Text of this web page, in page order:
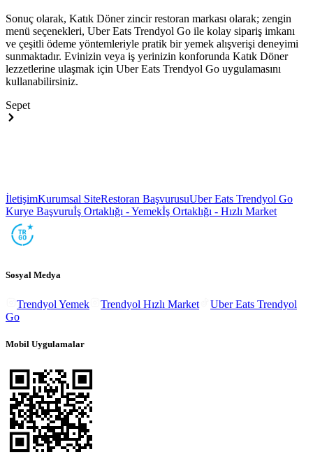
Sonuç olarak, Katık Döner zincir restoran markası olarak; zengin
menü seçenekleri, Uber Eats Trendyol Go ile kolay sipariş imkanı
ve çeşitli ödeme yöntemleriyle pratik bir yemek alışverişi deneyimi
sunmaktadır. Evinizin veya iş yerinizin konforunda Katık Döner
lezzetlerine ulaşmak için Uber Eats Trendyol Go uygulamasını
kullanabilirsiniz.
Sepet
İletişimKurumsal SiteRestoran BaşvurusuUber Eats Trendyol Go
Kurye Başvuruİş Ortaklığı - Yemekİş Ortaklığı - Hızlı Market
Sosyal Medya
Trendyol Yemek Trendyol Hızlı Market
Uber Eats Trendyol
Go
Mobil Uygulamalar